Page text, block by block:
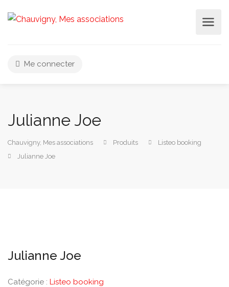
Me connecter
Julianne Joe
Chauvigny, Mes associations Produits
Listeo booking
Julianne Joe
Julianne Joe
Catégorie : Listeo booking